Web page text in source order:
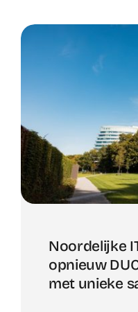
Noordelijke
opnieuw
met unieke